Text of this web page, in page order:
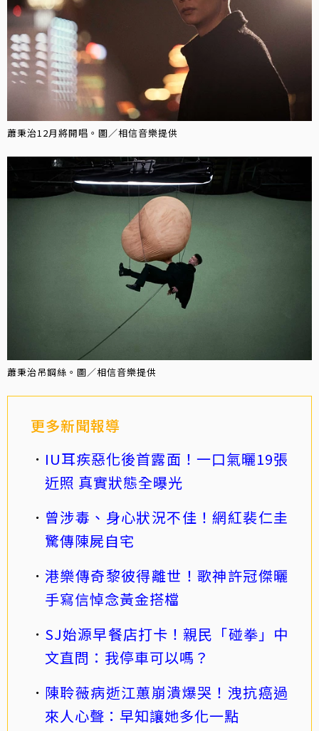
蕭秉治12月將開唱。圖／相信音樂提供
蕭秉治吊鋼絲。圖／相信音樂提供
更多新聞報導
IU耳疾惡化後首露面！一口氣曬19張
近照 真實狀態全曝光
曾涉毒、身心狀況不佳！網紅裴仁圭
驚傳陳屍自宅
港樂傳奇黎彼得離世！歌神許冠傑曬
手寫信悼念黃金搭檔
SJ始源早餐店打卡！親民「碰拳」中
文直問：我停車可以嗎？
陳聆薇病逝江蕙崩潰爆哭！洩抗癌過
來人心聲：早知讓她多化一點